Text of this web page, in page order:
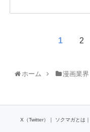
1 2
ホーム 漫画業界
X（Twitter） ｜ ソクマガとは ｜